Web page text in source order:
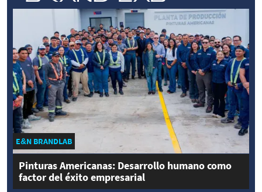
E&N BRANDLAB
Pinturas Americanas: Desarrollo humano como
factor del éxito empresarial